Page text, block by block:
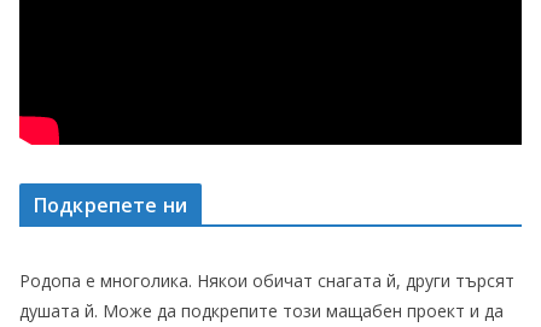
Подкрепете ни
Родопа е многолика. Някои обичат снагата й, други търсят
душата й. Може да подкрепите този мащабен проект и да